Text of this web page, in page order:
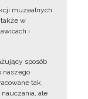
muzealnych
w
i
sposób
naszego
tak,
ale